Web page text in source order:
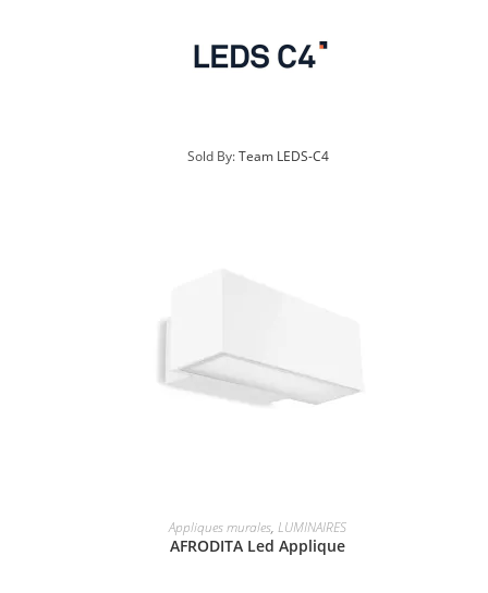
Sold By:Team LEDS-C4
Appliques murales, LUMINAIRES
AFRODITA Led Applique